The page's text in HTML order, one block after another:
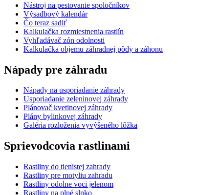
Nástroj na pestovanie spoločníkov
Výsadbový kalendár
Čo teraz sadiť
Kalkulačka rozmiestnenia rastlín
Vyhľadávač zón odolnosti
Kalkulačka objemu záhradnej pôdy a záhonu
Nápady pre záhradu
Nápady na usporiadanie záhrady
Usporiadanie zeleninovej záhrady
Plánovač kvetinovej záhrady
Plány bylinkovej záhrady
Galéria rozloženia vyvýšeného lôžka
Sprievodcovia rastlinami
Rastliny do tienistej zahrady
Rastliny pre motyliu zahradu
Rastliny odolne voci jelenom
Rastliny na plné slnko